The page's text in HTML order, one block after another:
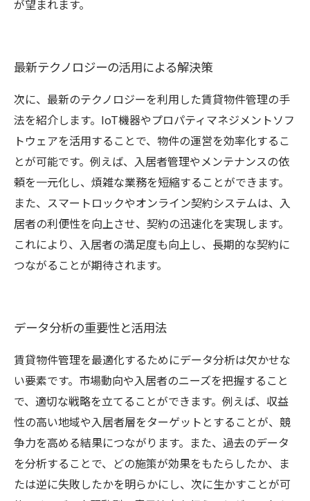
が望まれます。
最新テクノロジーの活用による解決策
次に、最新のテクノロジーを利用した賃貸物件管理の手
法を紹介します。IoT機器やプロパティマネジメントソフ
トウェアを活用することで、物件の運営を効率化するこ
とが可能です。例えば、入居者管理やメンテナンスの依
頼を一元化し、煩雑な業務を短縮することができます。
また、スマートロックやオンライン契約システムは、入
居者の利便性を向上させ、契約の迅速化を実現します。
これにより、入居者の満足度も向上し、長期的な契約に
つながることが期待されます。
データ分析の重要性と活用法
賃貸物件管理を最適化するためにデータ分析は欠かせな
い要素です。市場動向や入居者のニーズを把握すること
で、適切な戦略を立てることができます。例えば、収益
性の高い地域や入居者層をターゲットとすることが、競
争力を高める結果につながります。また、過去のデータ
を分析することで、どの施策が効果をもたらしたか、ま
たは逆に失敗したかを明らかにし、次に生かすことが可